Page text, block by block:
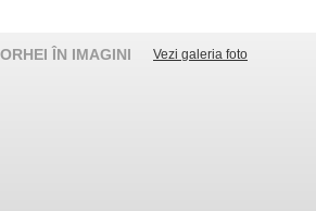
ORHEI ÎN IMAGINI Vezi galeria foto